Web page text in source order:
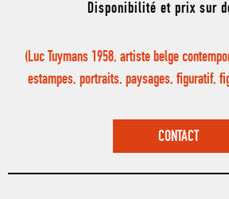
Disponibilité et prix sur
(Luc Tuymans 1958, artiste belge
estampes, portraits, paysages, figuratif,
CONTACT